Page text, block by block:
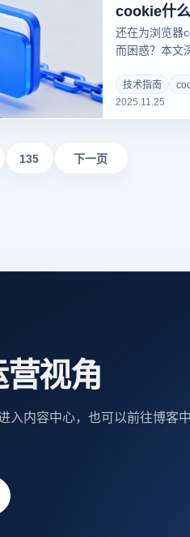
还在为浏览器
而困惑？本文
览器让登录更
技术指南
2025.11.25
135 下一页
视角
入内容中心，也可以前往博客